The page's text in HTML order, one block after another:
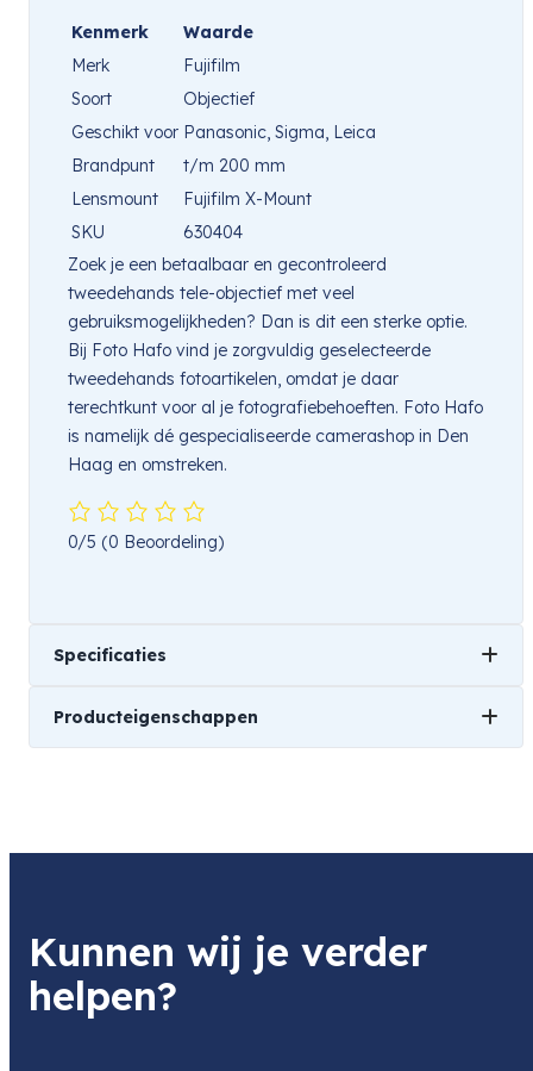
Kenmerk
Waarde
Merk
Fujifilm
Soort
Objectief
Geschikt voor Panasonic, Sigma, Leica
Brandpunt
t/m 200 mm
Lensmount
Fujifilm X-Mount
SKU
630404
Zoek je een betaalbaar en gecontroleerd
tweedehands tele-objectief met veel
gebruiksmogelijkheden? Dan is dit een sterke optie.
Bij Foto Hafo vind je zorgvuldig geselecteerde
tweedehands fotoartikelen, omdat je daar
terechtkunt voor al je fotografiebehoeften. Foto Hafo
is namelijk dé gespecialiseerde camerashop in Den
Haag en omstreken.
0/5 (0 Beoordeling)
Specificaties
Gewicht
Producteigenschappen
Fujifilm
Objectief
Kunnen wij je verder
helpen?